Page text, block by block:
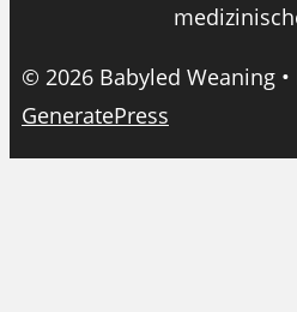
© 2026 Babyled Weaning
GeneratePress